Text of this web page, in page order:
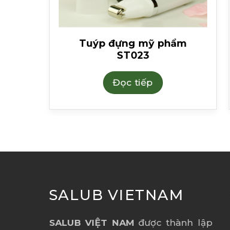
Tuýp đựng mỹ phẩm
ST023
Đọc tiếp
SALUB VIETNAM
SALUB VIỆT NAM được thành lập